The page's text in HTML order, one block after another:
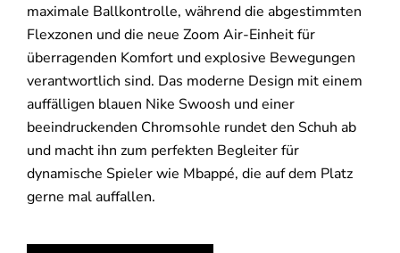
maximale Ballkontrolle, während die abgestimmten
Flexzonen und die neue Zoom Air-Einheit für
überragenden Komfort und explosive Bewegungen
verantwortlich sind. Das moderne Design mit einem
auffälligen blauen Nike Swoosh und einer
beeindruckenden Chromsohle rundet den Schuh ab
und macht ihn zum perfekten Begleiter für
dynamische Spieler wie Mbappé, die auf dem Platz
gerne mal auffallen.